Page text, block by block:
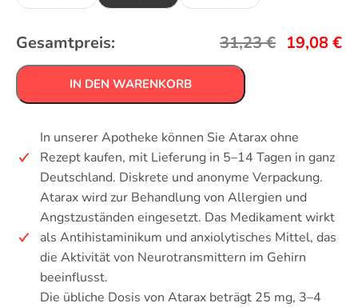
Gesamtpreis: 31,23€ 19,08€
IN DEN WARENKORB
In unserer Apotheke können Sie Atarax ohne
Rezept kaufen, mit Lieferung in 5–14 Tagen in ganz
Deutschland. Diskrete und anonyme Verpackung.
Atarax wird zur Behandlung von Allergien und
Angstzuständen eingesetzt. Das Medikament wirkt
als Antihistaminikum und anxiolytisches Mittel, das
die Aktivität von Neurotransmittern im Gehirn
beeinflusst.
Die übliche Dosis von Atarax beträgt 25 mg, 3–4